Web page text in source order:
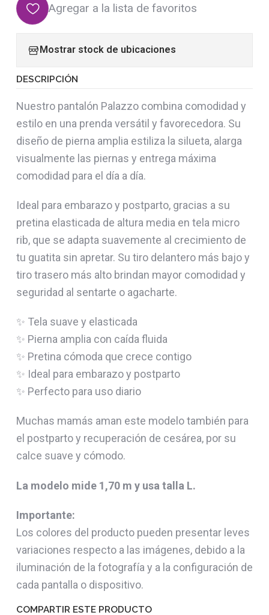
Agregar a la lista de favoritos
Mostrar stock de ubicaciones
DESCRIPCIÓN
Nuestro pantalón Palazzo combina comodidad y
estilo en una prenda versátil y favorecedora. Su
diseño de pierna amplia estiliza la silueta, alarga
visualmente las piernas y entrega máxima
comodidad para el día a día.
Ideal para embarazo y postparto, gracias a su
pretina elasticada de altura media en tela micro
rib, que se adapta suavemente al crecimiento de
tu guatita sin apretar. Su tiro delantero más bajo y
tiro trasero más alto brindan mayor comodidad y
seguridad al sentarte o agacharte.
✨ Tela suave y elasticada
✨ Pierna amplia con caída fluida
✨ Pretina cómoda que crece contigo
✨ Ideal para embarazo y postparto
✨ Perfecto para uso diario
Muchas mamás aman este modelo también para
el postparto y recuperación de cesárea, por su
calce suave y cómodo.
La modelo mide 1,70 m y usa talla L.
Importante:
Los colores del producto pueden presentar leves
variaciones respecto a las imágenes, debido a la
iluminación de la fotografía y a la configuración de
cada pantalla o dispositivo.
COMPARTIR ESTE PRODUCTO